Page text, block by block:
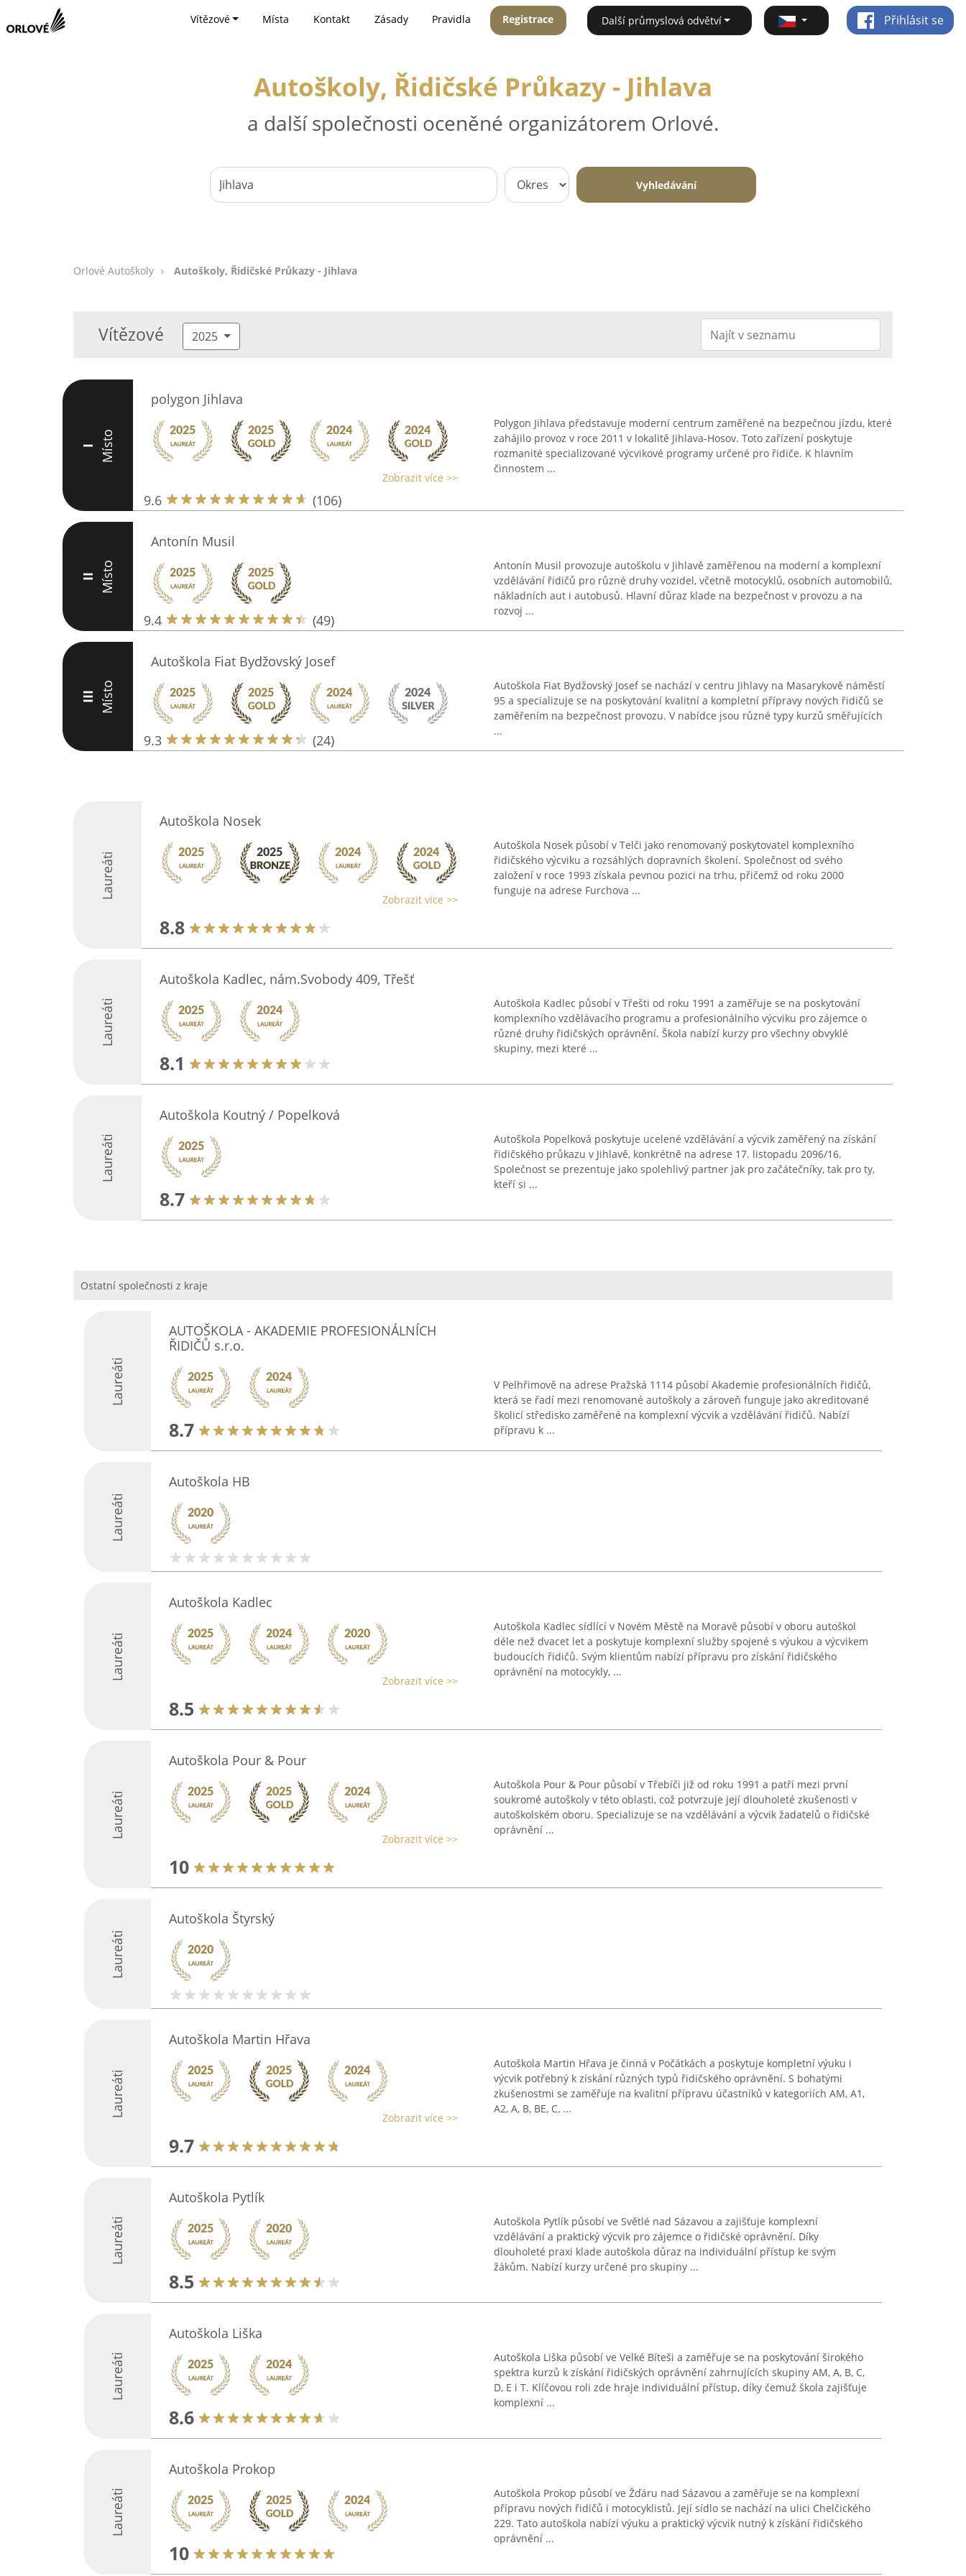
Vítězové Místa Kontakt Zásady Pravidla Registrace Další průmyslová odvětví Přihlásit se
Autoškoly, Řidičské Průkazy - Jihlava
a další společnosti oceněné organizátorem Orlové.
Vyhledávání
Orlové Autoškoly Autoškoly, Řidičské Průkazy - Jihlava
Vítězové 2025
I Místo
polygon Jihlava
Zobrazit více >>
9.6 (106)
Polygon Jihlava představuje moderní centrum zaměřené na bezpečnou jízdu, které
zahájilo provoz v roce 2011 v lokalitě Jihlava-Hosov. Toto zařízení poskytuje
rozmanité specializované výcvikové programy určené pro řidiče. K hlavním
činnostem ...
II Místo
Antonín Musil
9.4 (49)
Antonín Musil provozuje autoškolu v Jihlavě zaměřenou na moderní a komplexní
vzdělávání řidičů pro různé druhy vozidel, včetně motocyklů, osobních automobilů,
nákladních aut i autobusů. Hlavní důraz klade na bezpečnost v provozu a na
rozvoj ...
III Místo
Autoškola Fiat Bydžovský Josef
9.3 (24)
Autoškola Fiat Bydžovský Josef se nachází v centru Jihlavy na Masarykově náměstí
95 a specializuje se na poskytování kvalitní a kompletní přípravy nových řidičů se
zaměřením na bezpečnost provozu. V nabídce jsou různé typy kurzů směřujících
...
Laureáti
Autoškola Nosek
Zobrazit více >>
8.8
Autoškola Nosek působí v Telči jako renomovaný poskytovatel komplexního
řidičského výcviku a rozsáhlých dopravních školení. Společnost od svého
založení v roce 1993 získala pevnou pozici na trhu, přičemž od roku 2000
funguje na adrese Furchova ...
Laureáti
Autoškola Kadlec, nám.Svobody 409, Třešť
8.1
Autoškola Kadlec působí v Třešti od roku 1991 a zaměřuje se na poskytování
komplexního vzdělávacího programu a profesionálního výcviku pro zájemce o
různé druhy řidičských oprávnění. Škola nabízí kurzy pro všechny obvyklé
skupiny, mezi které ...
Laureáti
Autoškola Koutný / Popelková
8.7
Autoškola Popelková poskytuje ucelené vzdělávání a výcvik zaměřený na získání
řidičského průkazu v Jihlavě, konkrétně na adrese 17. listopadu 2096/16.
Společnost se prezentuje jako spolehlivý partner jak pro začátečníky, tak pro ty,
kteří si ...
Ostatní společnosti z kraje
Laureáti
AUTOŠKOLA - AKADEMIE PROFESIONÁLNÍCH
ŘIDIČŮ s.r.o.
8.7
V Pelhřimově na adrese Pražská 1114 působí Akademie profesionálních řidičů,
která se řadí mezi renomované autoškoly a zároveň funguje jako akreditované
školicí středisko zaměřené na komplexní výcvik a vzdělávání řidičů. Nabízí
přípravu k ...
Laureáti
Autoškola HB
Laureáti
Autoškola Kadlec
Zobrazit více >>
8.5
Autoškola Kadlec sídlící v Novém Městě na Moravě působí v oboru autoškol
déle než dvacet let a poskytuje komplexní služby spojené s výukou a výcvikem
budoucích řidičů. Svým klientům nabízí přípravu pro získání řidičského
oprávnění na motocykly, ...
Laureáti
Autoškola Pour & Pour
Zobrazit více >>
10
Autoškola Pour & Pour působí v Třebíči již od roku 1991 a patří mezi první
soukromé autoškoly v této oblasti, což potvrzuje její dlouholeté zkušenosti v
autoškolském oboru. Specializuje se na vzdělávání a výcvik žadatelů o řidičské
oprávnění ...
Laureáti
Autoškola Štyrský
Laureáti
Autoškola Martin Hřava
Zobrazit více >>
9.7
Autoškola Martin Hřava je činná v Počátkách a poskytuje kompletní výuku i
výcvik potřebný k získání různých typů řidičského oprávnění. S bohatými
zkušenostmi se zaměřuje na kvalitní přípravu účastníků v kategoriích AM, A1,
A2, A, B, BE, C, ...
Laureáti
Autoškola Pytlík
8.5
Autoškola Pytlík působí ve Světlé nad Sázavou a zajišťuje komplexní
vzdělávání a praktický výcvik pro zájemce o řidičské oprávnění. Díky
dlouholeté praxi klade autoškola důraz na individuální přístup ke svým
žákům. Nabízí kurzy určené pro skupiny ...
Laureáti
Autoškola Liška
8.6
Autoškola Liška působí ve Velké Bíteši a zaměřuje se na poskytování širokého
spektra kurzů k získání řidičských oprávnění zahrnujících skupiny AM, A, B, C,
D, E i T. Klíčovou roli zde hraje individuální přístup, díky čemuž škola zajišťuje
komplexní ...
Laureáti
Autoškola Prokop
10
Autoškola Prokop působí ve Žďáru nad Sázavou a zaměřuje se na komplexní
přípravu nových řidičů i motocyklistů. Její sídlo se nachází na ulici Chelčického
229. Tato autoškola nabízí výuku a praktický výcvik nutný k získání řidičského
oprávnění ...